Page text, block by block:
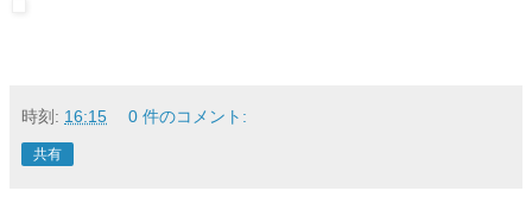
時刻: 16:15 0 件のコメント:
共有